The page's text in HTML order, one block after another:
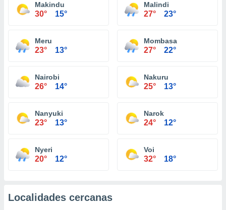
Makindu
30° 15°
Malindi
27° 23°
Meru
23° 13°
Mombasa
27° 22°
Nairobi
26° 14°
Nakuru
25° 13°
Nanyuki
23° 13°
Narok
24° 12°
Nyeri
20° 12°
Voi
32° 18°
Localidades cercanas